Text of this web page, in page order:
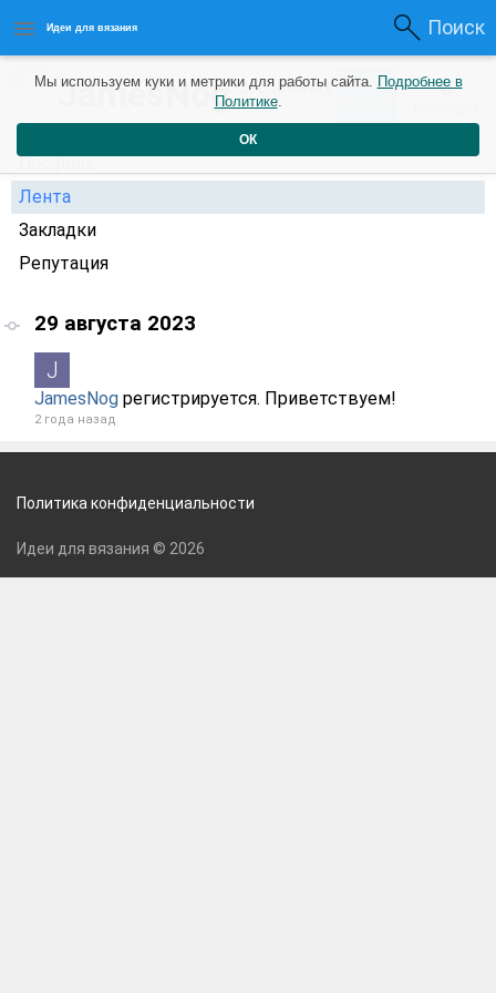
Идеи для вязания Поиск
JamesNog2 года назад 0 0
Профиль
Лента
Закладки
Репутация
29 августа 2023
JamesNog регистрируется. Приветствуем!
2 года назад
Мы используем куки и метрики для работы сайта. Подробнее в
Политике.
ОК
Политика конфиденциальности
Идеи для вязания © 2026